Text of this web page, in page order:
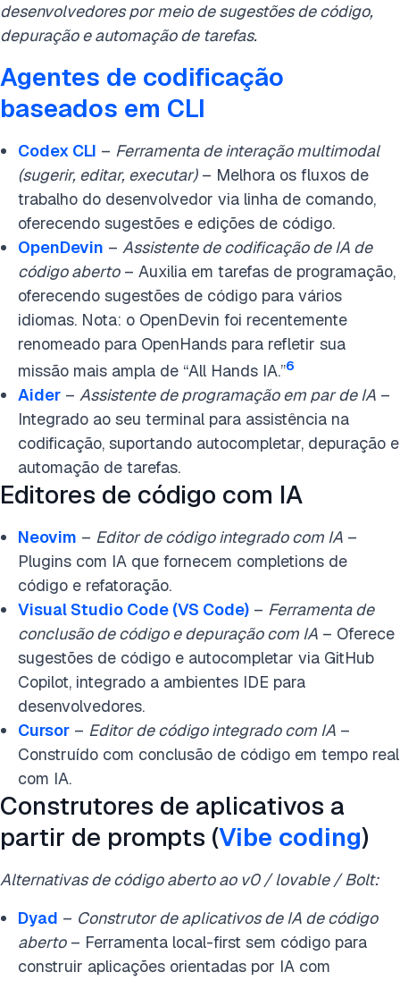
desenvolvedores por meio de sugestões de código,
depuração e automação de tarefas.
Agentes de codificação
baseados em CLI
Codex CLI – Ferramenta de interação multimodal
(sugerir, editar, executar)– Melhora os fluxos de
trabalho do desenvolvedor via linha de comando,
oferecendo sugestões e edições de código.
OpenDevin – Assistente de codificação de IA de
código aberto– Auxilia em tarefas de programação,
oferecendo sugestões de código para vários
idiomas. Nota: o OpenDevin foi recentemente
renomeado para OpenHands para refletir sua
missão mais ampla de “All Hands IA.”6
Aider – Assistente de programação em par de IA –
Integrado ao seu terminal para assistência na
codificação, suportando autocompletar, depuração e
automação de tarefas.
Editores de código com IA
Neovim – Editor de código integrado com IA –
Plugins com IA que fornecem completions de
código e refatoração.
Visual Studio Code (VS Code) – Ferramenta de
conclusão de código e depuração com IA – Oferece
sugestões de código e autocompletar via GitHub
Copilot, integrado a ambientes IDE para
desenvolvedores.
Cursor – Editor de código integrado com IA –
Construído com conclusão de código em tempo real
com IA.
Construtores de aplicativos a
partir de prompts (Vibe coding)
Alternativas de código aberto ao v0 / lovable / Bolt:
Dyad – Construtor de aplicativos de IA de código
aberto– Ferramenta local-first sem código para
construir aplicações orientadas por IA com